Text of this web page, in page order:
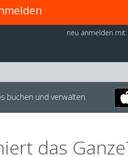
neu anmelden mit:
buchen und verwalten.
das